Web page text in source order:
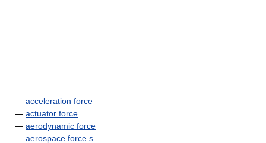
— acceleration force
— actuator force
— aerodynamic force
— aerospace force s